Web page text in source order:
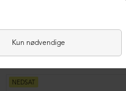
NEDSAT